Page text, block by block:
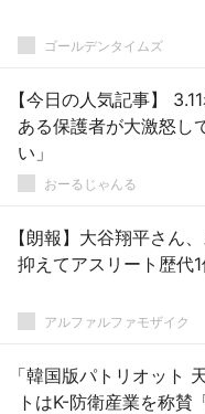
ゴールデンタイムズ
【今日の人気記事】
ある保護者が大激怒し
い」
おーるじゃんる
【朗報】大谷翔平さん
抑えてアスリート歴代
アルファルファモザイク
「韓国版パトリオット
トはK-防衛産業を称